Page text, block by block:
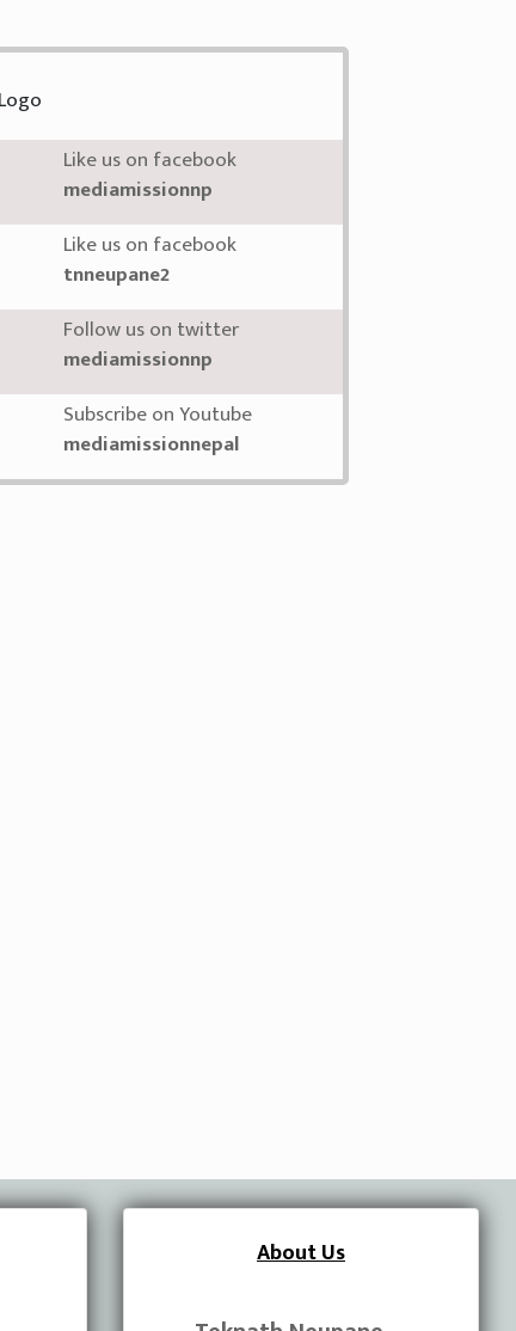
Like us on facebook
mediamissionnp
Like us on facebook
tnneupane2
Follow us on twitter
mediamissionnp
Subscribe on Youtube
mediamissionnepal
About Us